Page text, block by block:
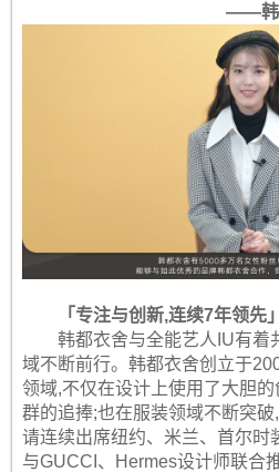
——韩都
「专注与创新,连续7年领先」
韩都衣舍与全能艺人IU有着
域不断前行。韩都衣舍创立于
领域,不仅在设计上使用了大胆
群的追捧;也在服装领域不断突
请连续出席纽约、米兰、首尔时
与GUCCI、Hermes设计师联合